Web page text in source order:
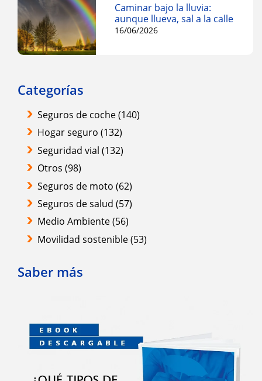
Caminar bajo la lluvia:
aunque llueva, sal a la calle
16/06/2026
Categorías
Seguros de coche(140)
Hogar seguro (132)
Seguridad vial (132)
Otros (98)
Seguros de moto (62)
Seguros de salud (57)
Medio Ambiente(56)
Movilidad sostenible(53)
Saber más